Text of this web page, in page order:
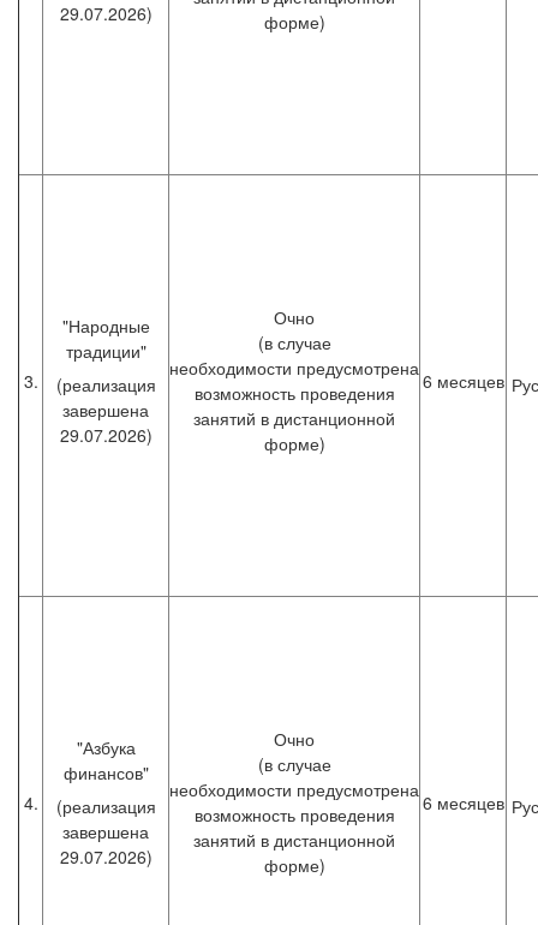
29.07.2026)
форме)
3.
"Народные
традиции"
(реализация
завершена
29.07.2026)
Очно
(в случае
необходимости предусмотрена
возможность проведения
занятий в дистанционной
форме)
6 месяцев
4.
"Азбука
финансов"
(реализация
завершена
29.07.2026)
Очно
(в случае
необходимости предусмотрена
возможность проведения
занятий в дистанционной
форме)
6 месяцев